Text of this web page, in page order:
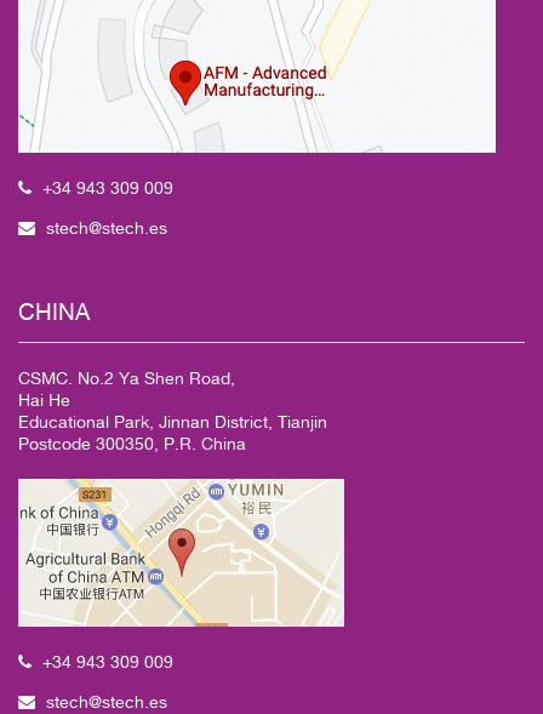
+34 943 309 009
stech@stech.es
CHINA
CSMC. No.2 Ya Shen Road,
Hai He
Educational Park, Jinnan District, Tianjin
Postcode 300350, P.R. China
+34 943 309 009
stech@stech.es